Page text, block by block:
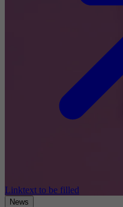
Linktext to be filled
News